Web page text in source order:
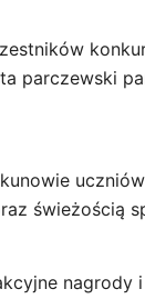
parczewski
świeżością